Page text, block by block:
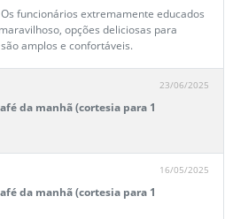
funcionários extremamente educados
opções deliciosas para
amplos e confortáveis.
23/06/2025
da manhã (cortesia para 1
16/05/2025
da manhã (cortesia para 1